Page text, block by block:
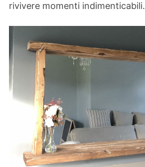
rivivere momenti indimenticabili.